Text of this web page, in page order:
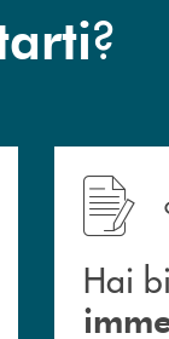
?
Hai
Hai